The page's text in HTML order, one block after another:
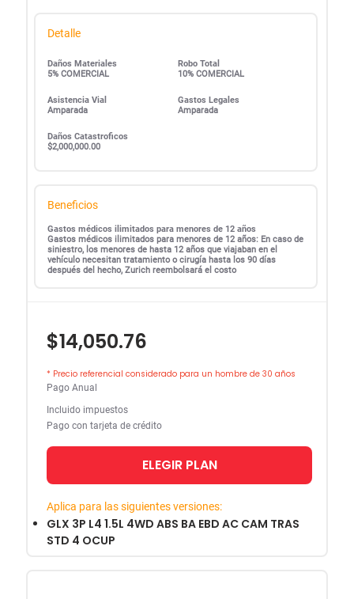
Detalle
Daños Materiales
5% COMERCIAL
Robo Total
10% COMERCIAL
Asistencia Vial
Amparada
Gastos Legales
Amparada
Daños Catastroficos
$2,000,000.00
Beneficios
Gastos médicos ilimitados para menores de 12 años
Gastos médicos ilimitados para menores de 12 años: En caso de
siniestro, los menores de hasta 12 años que viajaban en el
vehículo necesitan tratamiento o cirugía hasta los 90 días
después del hecho, Zurich reembolsará el costo
$14,050.76
* Precio referencial considerado para un hombre de 30 años
Pago Anual
Incluido impuestos
Pago con tarjeta de crédito
ELEGIR PLAN
Aplica para las siguientes versiones:
GLX 3P L4 1.5L 4WD ABS BA EBD AC CAM TRAS
STD 4 OCUP